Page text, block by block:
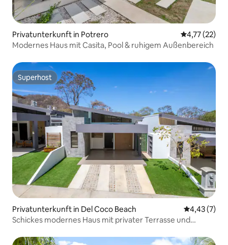
Privatunterkunft in Potrero
4,77 (22)
Modernes Haus mit Casita, Pool & ruhigem Außenbereich
Superhost
Superhost
Privatunterkunft in Del Coco Beach
4,43 (7)
Schickes modernes Haus mit privater Terrasse und